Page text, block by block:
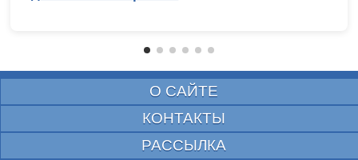
О САЙТЕ
КОНТАКТЫ
РАССЫЛКА